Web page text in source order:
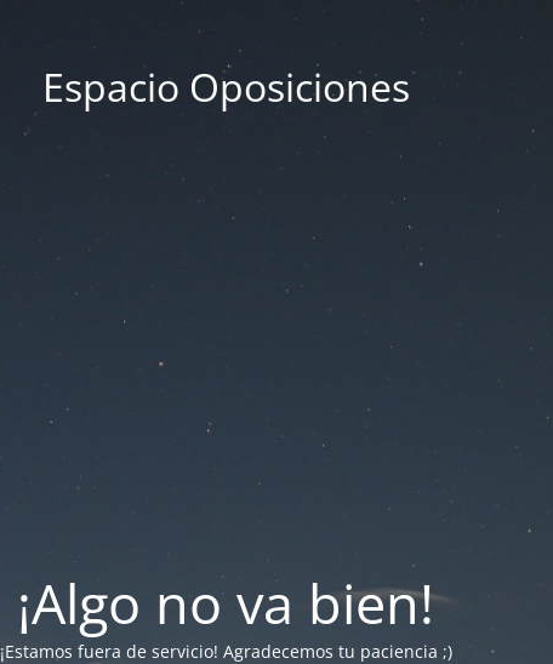
Espacio Oposiciones
¡Algo no va bien!
¡Estamos fuera de servicio! Agradecemos tu paciencia ;)